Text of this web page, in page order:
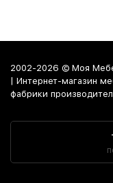
2002-2026 © Моя
| Интернет-магазин
фабрики